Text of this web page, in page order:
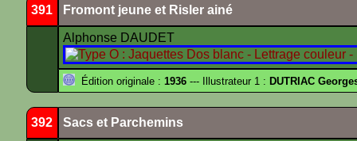
391 Fromont jeune et Risler ainé
Alphonse DAUDET
Édition originale : 1936 --- Illustrateur 1 : DUTRIAC
392 Sacs et Parchemins